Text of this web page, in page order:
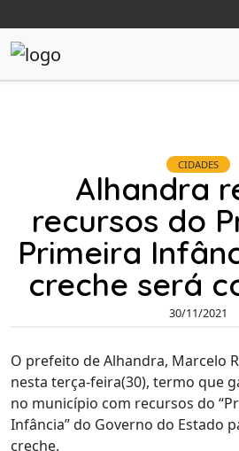
CIDADES
Alhandra
recursos do
Primeira
creche será
30/11/2021
O prefeito de Alhandra, Marcelo
nesta terça-feira(30), termo que
no município com recursos do
Infância” do Governo do Estado
creche.